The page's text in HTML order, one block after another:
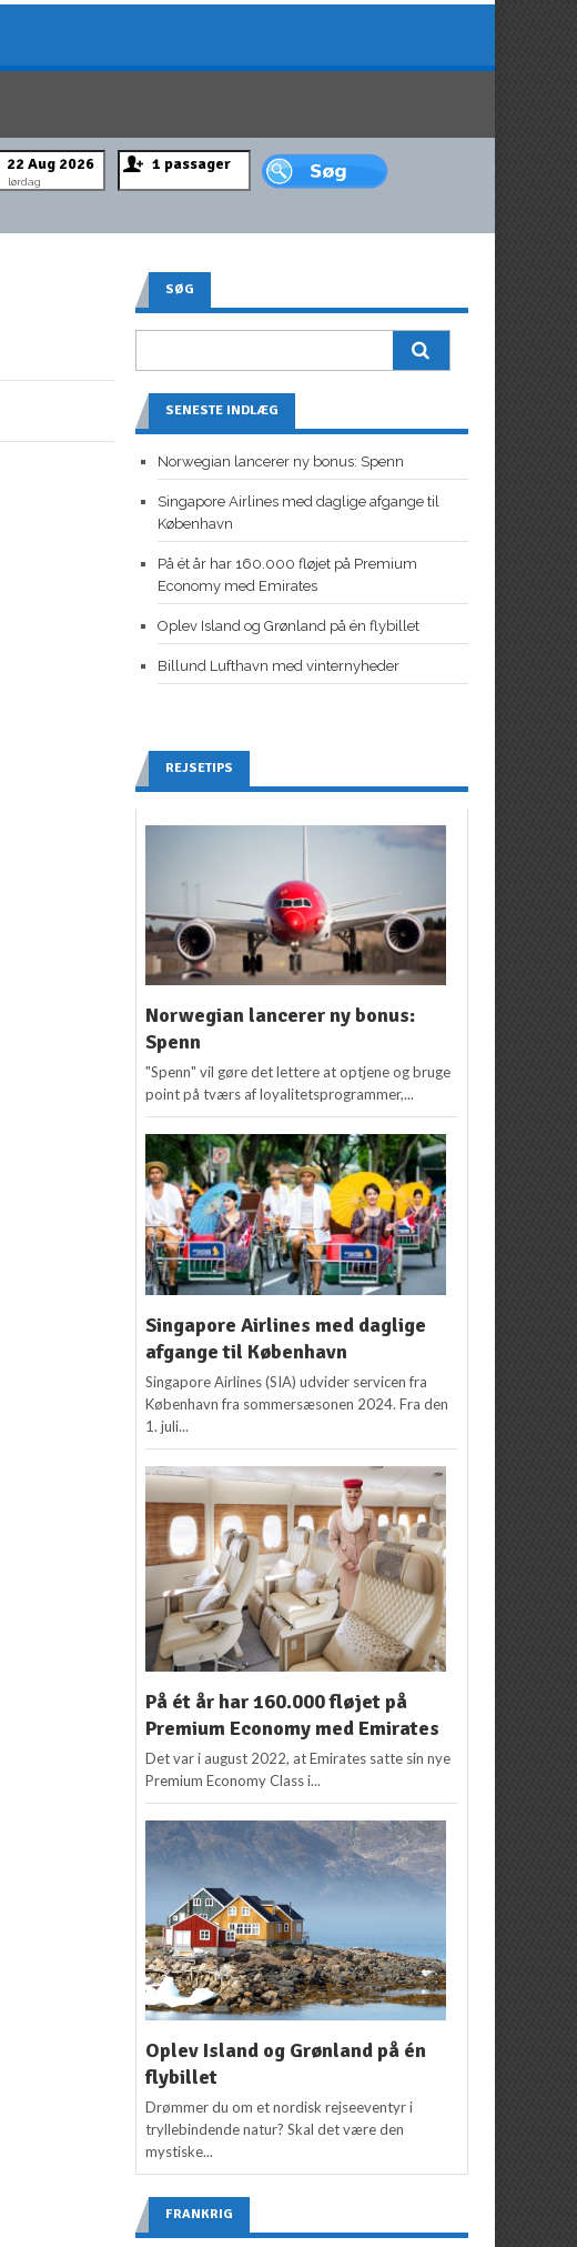
lørdag
SØG
SENESTE INDLÆG
Norwegian lancerer ny bonus: Spenn
Singapore Airlines med daglige afgange til
København
På ét år har 160.000 fløjet på Premium
Economy med Emirates
Oplev Island og Grønland på én flybillet
Billund Lufthavn med vinternyheder
REJSETIPS
Norwegian lancerer ny bonus:
Spenn
"Spenn" vil gøre det lettere at optjene og bruge
point på tværs af loyalitetsprogrammer,...
Singapore Airlines med daglige
afgange til København
Singapore Airlines (SIA) udvider servicen fra
København fra sommersæsonen 2024. Fra den
1. juli...
På ét år har 160.000 fløjet på
Premium Economy med Emirates
Det var i august 2022, at Emirates satte sin nye
Premium Economy Class i...
Oplev Island og Grønland på én
flybillet
Drømmer du om et nordisk rejseeventyr i
tryllebindende natur? Skal det være den
mystiske...
FRANKRIG